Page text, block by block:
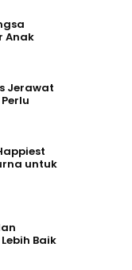
Anak
Jerawat
untuk
Baik